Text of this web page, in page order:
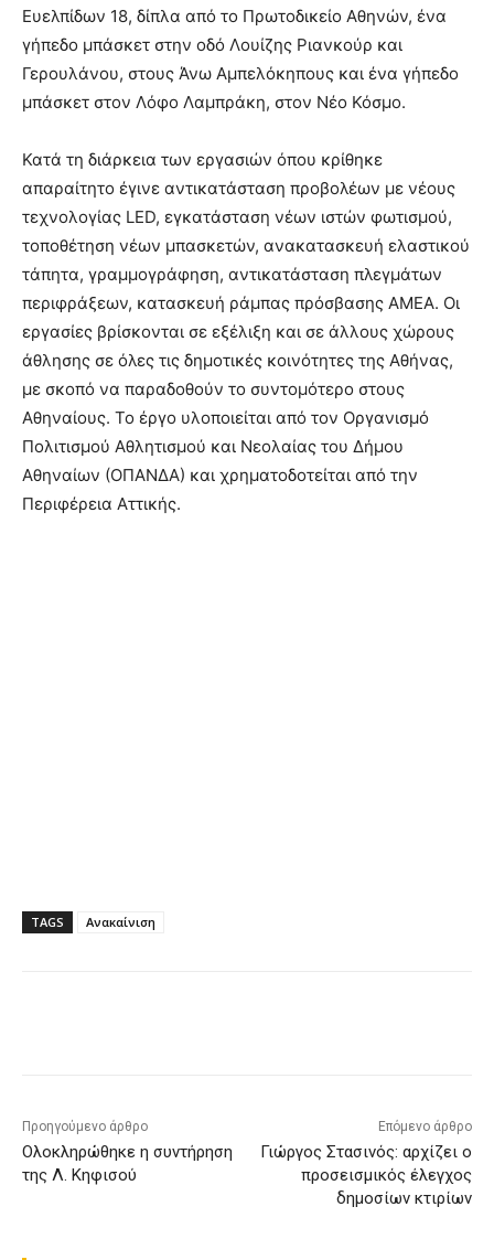
Ευελπίδων 18, δίπλα από το Πρωτοδικείο Αθηνών, ένα
γήπεδο μπάσκετ στην οδό Λουίζης Ριανκούρ και
Γερουλάνου, στους Άνω Αμπελόκηπους και ένα γήπεδο
μπάσκετ στον Λόφο Λαμπράκη, στον Νέο Κόσμο.
Κατά τη διάρκεια των εργασιών όπου κρίθηκε
απαραίτητο έγινε αντικατάσταση προβολέων με νέους
τεχνολογίας LED, εγκατάσταση νέων ιστών φωτισμού,
τοποθέτηση νέων μπασκετών, ανακατασκευή ελαστικού
τάπητα, γραμμογράφηση, αντικατάσταση πλεγμάτων
περιφράξεων, κατασκευή ράμπας πρόσβασης ΑΜΕΑ. Οι
εργασίες βρίσκονται σε εξέλιξη και σε άλλους χώρους
άθλησης σε όλες τις δημοτικές κοινότητες της Αθήνας,
με σκοπό να παραδοθούν το συντομότερο στους
Αθηναίους. Το έργο υλοποιείται από τον Οργανισμό
Πολιτισμού Αθλητισμού και Νεολαίας του Δήμου
Αθηναίων (ΟΠΑΝΔΑ) και χρηματοδοτείται από την
Περιφέρεια Αττικής.
TAGS Ανακαίνιση
Προηγούμενο άρθρο
Ολοκληρώθηκε η συντήρηση
της Λ. Κηφισού
Επόμενο άρθρο
Γιώργος Στασινός: αρχίζει ο
προσεισμικός έλεγχος
δημοσίων κτιρίων